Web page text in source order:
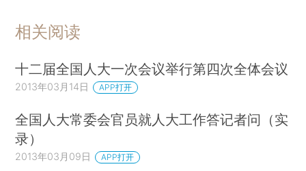
相关阅读
十二届全国人大一次会议举行第四次全体会议
2013年03月14日 APP打开
全国人大常委会官员就人大工作答记者问（实
录）
2013年03月09日 APP打开